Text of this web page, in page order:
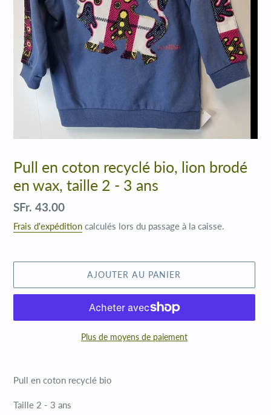
Pull en coton recyclé bio, lion brodé
en wax, taille 2 - 3 ans
Prix
normal
SFr. 43.00
Frais d'expédition calculés lors du passage à la caisse.
AJOUTER AU PANIER
Plus de moyens de paiement
d'un
à
Pull en coton recyclé bio
Taille 2 - 3 ans